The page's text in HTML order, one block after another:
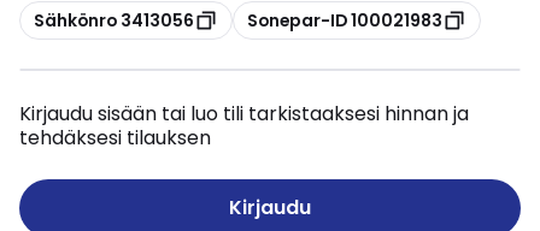
Kopioi
Sähkönro 3413056 Kopioi
Sonepar-ID 100021983
Kirjaudu sisään tai luo tili tarkistaaksesi hinnan ja
tehdäksesi tilauksen
Kirjaudu